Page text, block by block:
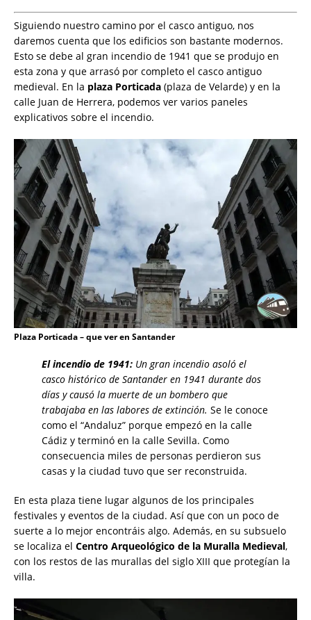
Siguiendo nuestro camino por el casco antiguo, nos
daremos cuenta que los edificios son bastante modernos.
Esto se debe al gran incendio de 1941 que se produjo en
esta zona y que arrasó por completo el casco antiguo
medieval. En la plaza Porticada (plaza de Velarde) y en la
calle Juan de Herrera, podemos ver varios paneles
explicativos sobre el incendio.
Plaza Porticada – que ver en Santander
El incendio de 1941: Un gran incendio asoló el
casco histórico de Santander en 1941 durante dos
días y causó la muerte de un bombero que
trabajaba en las labores de extinción. Se le conoce
como el “Andaluz” porque empezó en la calle
Cádiz y terminó en la calle Sevilla. Como
consecuencia miles de personas perdieron sus
casas y la ciudad tuvo que ser reconstruida.
En esta plaza tiene lugar algunos de los principales
festivales y eventos de la ciudad. Así que con un poco de
suerte a lo mejor encontráis algo. Además, en su subsuelo
se localiza el Centro Arqueológico de la Muralla Medieval,
con los restos de las murallas del siglo XIII que protegían la
villa.